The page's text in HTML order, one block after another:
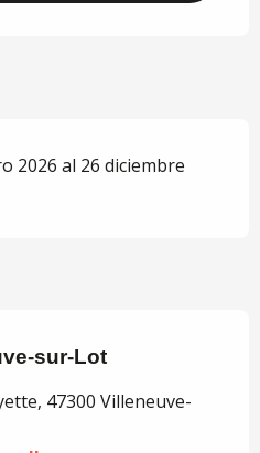
2026 al 26 diciembre
sur-Lot
47300 Villeneuve-